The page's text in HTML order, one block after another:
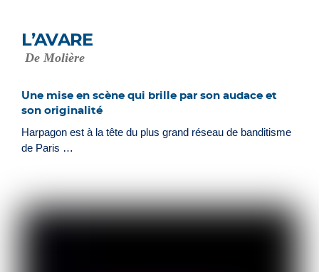
L’AVARE
De Molière
Une mise en scène qui brille par son audace et
son originalité
Harpagon est à la tête du plus grand réseau de banditisme
de Paris …